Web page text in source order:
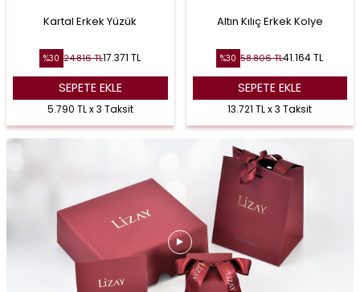
Kartal Erkek Yüzük
%30 24.816TL17.371 TL
SEPETE EKLE
5.790 TL x 3 Taksit
Altın Kılıç Erkek Kolye
%30 58.806TL41.164TL
SEPETE EKLE
13.721 TL x 3 Taksit